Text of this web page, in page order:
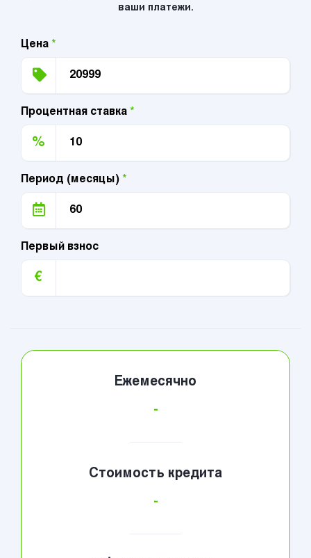
ваши платежи.
Цена *
Процентная ставка *
%
Период (месяцы) *
Первый взнос
€
Ежемесячно
-
Стоимость кредита
-